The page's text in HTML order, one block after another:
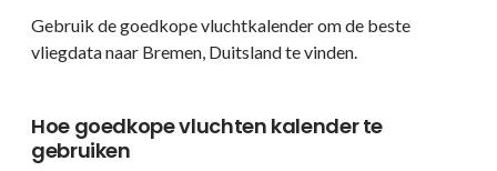
Gebruik de goedkope vluchtkalender om de beste
vliegdata naar Bremen, Duitsland te vinden.
Hoe goedkope vluchten kalender te
gebruiken